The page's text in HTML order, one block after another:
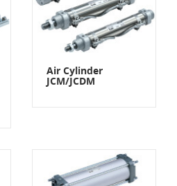
Air Cylinder
JCM/JCDM